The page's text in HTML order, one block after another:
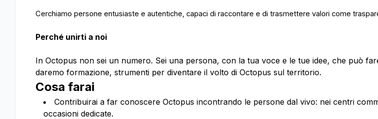
Cerchiamo persone entusiaste e autentiche, capaci di raccontare e di trasmettere valori come
Perché unirti a noi
In Octopus non sei un numero. Sei una persona, con la tua voce e le tue idee, che può
daremo formazione, strumenti per diventare il volto di Octopus sul territorio.
Cosa farai
Contribuirai a far conoscere Octopus incontrando le persone dal vivo: nei centri
occasioni dedicate.